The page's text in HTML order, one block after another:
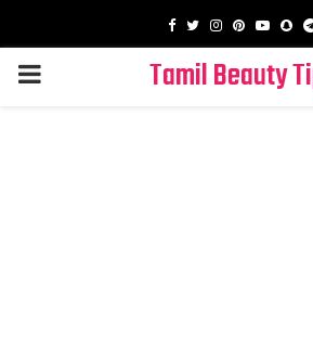
Facebook
TwitterInstagram
Pinterest
PRIMARY
Tamil Beauty